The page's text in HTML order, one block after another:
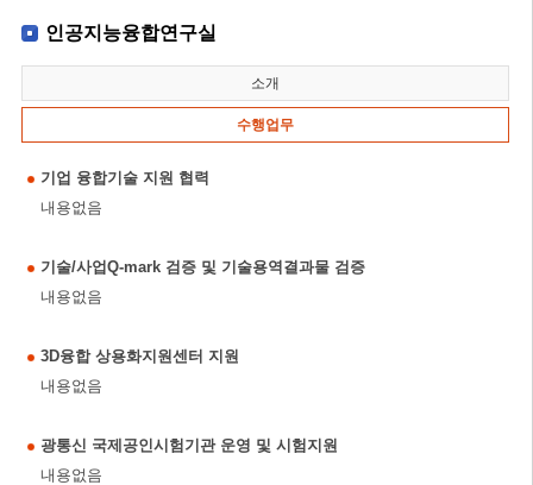
인공지능융합연구실
소개
수행업무
기업 융합기술 지원 협력
내용없음
기술/사업Q-mark 검증 및 기술용역결과물 검증
내용없음
3D융합 상용화지원센터 지원
내용없음
광통신 국제공인시험기관 운영 및 시험지원
내용없음